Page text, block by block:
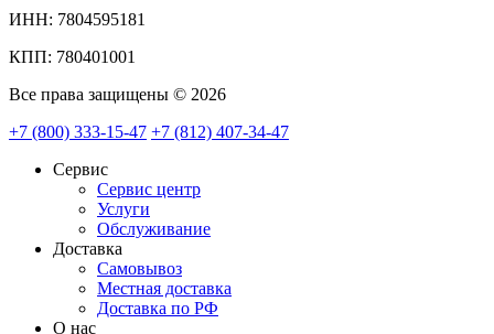
ИНН: 7804595181
КПП: 780401001
Все права защищены © 2026
+7 (800) 333-15-47 +7 (812) 407-34-47
Сервис
Сервис центр
Услуги
Обслуживание
Доставка
Самовывоз
Местная доставка
Доставка по РФ
О нас